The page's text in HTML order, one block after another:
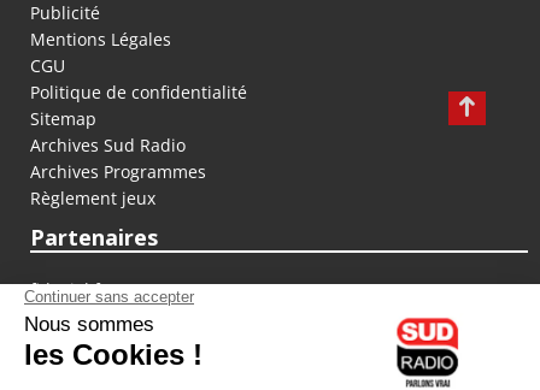
Publicité
Mentions Légales
CGU
Politique de confidentialité
Sitemap
Archives Sud Radio
Archives Programmes
Règlement jeux
Partenaires
fiducial.fr
lyoncapitale.fr
olympique-et-lyonnais.com